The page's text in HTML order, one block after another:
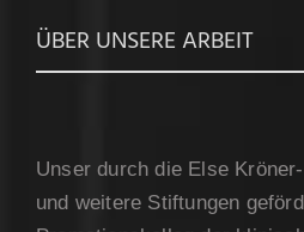
ÜBER UNSERE ARBEIT
Unser durch die Else
und weitere Stiftungen